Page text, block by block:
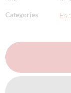
Categories